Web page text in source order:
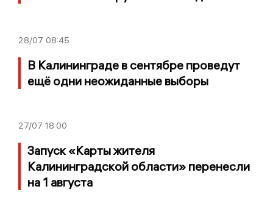
28/07 08:45
В Калининграде в сентябре проведут
ещё одни неожиданные выборы
27/07 18:00
Запуск «Карты жителя
Калининградской области» перенесли
на 1 августа